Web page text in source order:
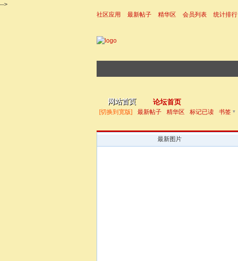
-->
社区应用
最新帖子 精华区 会员列表 统计排行
网站首页 论坛首页
[切换到宽版] 最新帖子 精华区 标记已读 书签 ▼
最新图片